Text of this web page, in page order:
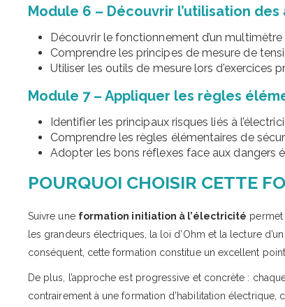
Module 6 – Découvrir l’utilisation
Découvrir le fonctionnement d’un multimètre
Comprendre les principes de mesure de
Utiliser les outils de mesure lors d’exercices
Module 7 – Appliquer les règles
Identifier les principaux risques liés à
Comprendre les règles élémentaires de
Adopter les bons réflexes face aux dangers
POURQUOI CHOISIR CETTE
Suivre une formation initiation à l’électricité permet
les grandeurs électriques, la loi d’Ohm et la lecture
conséquent, cette formation constitue un excellent
De plus, l’approche est progressive et concrète :
contrairement à une formation d’habilitation